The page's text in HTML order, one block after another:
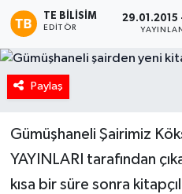
TE BILISIM
EDITÖR
29.01.2015
Paylaş
Gümüşhaneli Şairimiz
YAYINLARI tarafından
kısa bir süre sonra
Haber Arşivi